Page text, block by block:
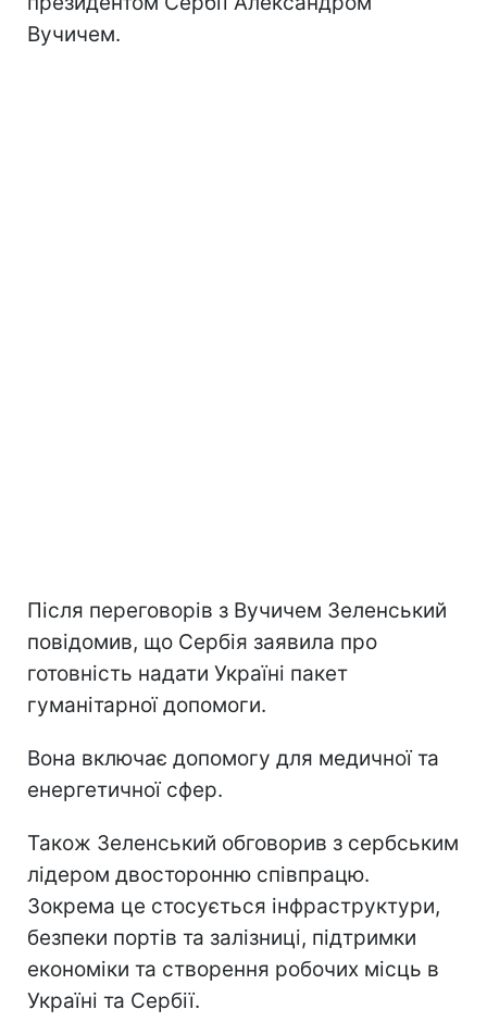
Вучичем.
Після переговорів з Вучичем Зеленський
повідомив, що Сербія заявила про
готовність надати Україні пакет
гуманітарної допомоги.
Вона включає допомогу для медичної та
енергетичної сфер.
Також Зеленський обговорив з сербським
лідером двосторонню співпрацю.
Зокрема це стосується інфраструктури,
безпеки портів та залізниці, підтримки
економіки та створення робочих місць в
Україні та Сербії.